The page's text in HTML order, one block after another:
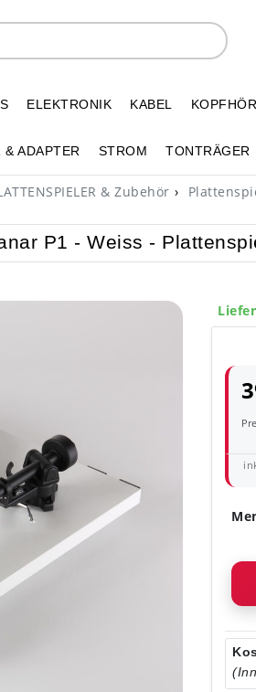
ELEKTRONIK KABEL
& ADAPTER STROM TONTRÄGER
& Zubehör
P1 - Weiss -